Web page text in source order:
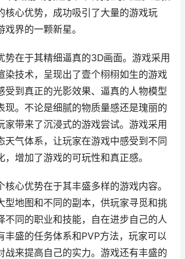
核心优势，成功吸引了大量的游戏玩
界的一颗新星。
势在于其精细逼真的3D画面。游戏采用
染技术，呈现出了壹个栩栩如生的游戏
受到真正的光影效果、逼真的人物模型
现。不论是细腻的物质量感还是瑰丽的
家带来了沉浸式的游戏尝试。游戏采用
天气体系，让玩家在游戏中感受到不同
，增加了游戏的可玩性和真正感。
核心优势在于其丰盛多样的游戏内容。
型地图和不同的副本，供玩家寻觅和挑
不同的职业和技能，自在进步自己的人
丰盛的任务体系和PVP方法，玩家可以
战来提高自己的实力。游戏还有丰盛的